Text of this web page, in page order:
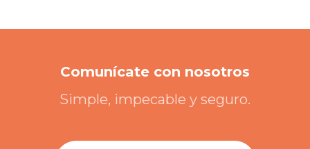
Comunícate con nosotros
Simple, impecable y seguro.